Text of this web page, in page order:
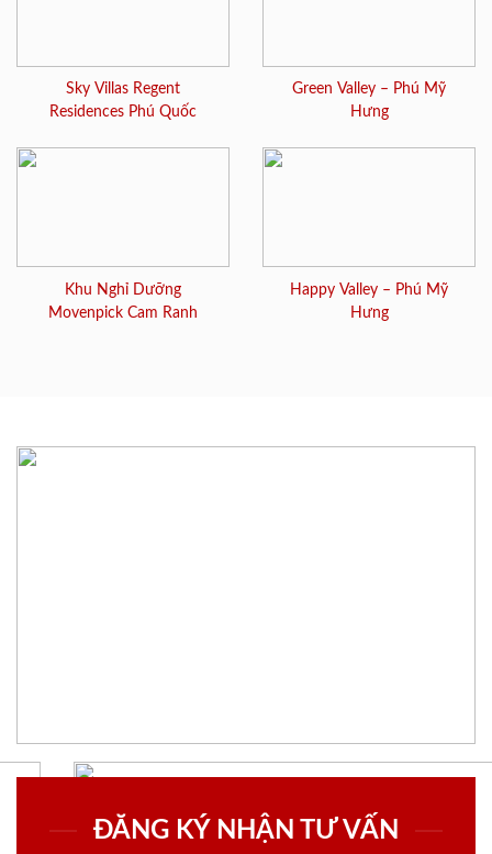
Sky Villas Regent
Residences Phú Quốc
Green Valley – Phú Mỹ
Hưng
Khu Nghỉ Dưỡng
Movenpick Cam Ranh
Happy Valley – Phú Mỹ
Hưng
ĐĂNG KÝ NHẬN TƯ VẤN